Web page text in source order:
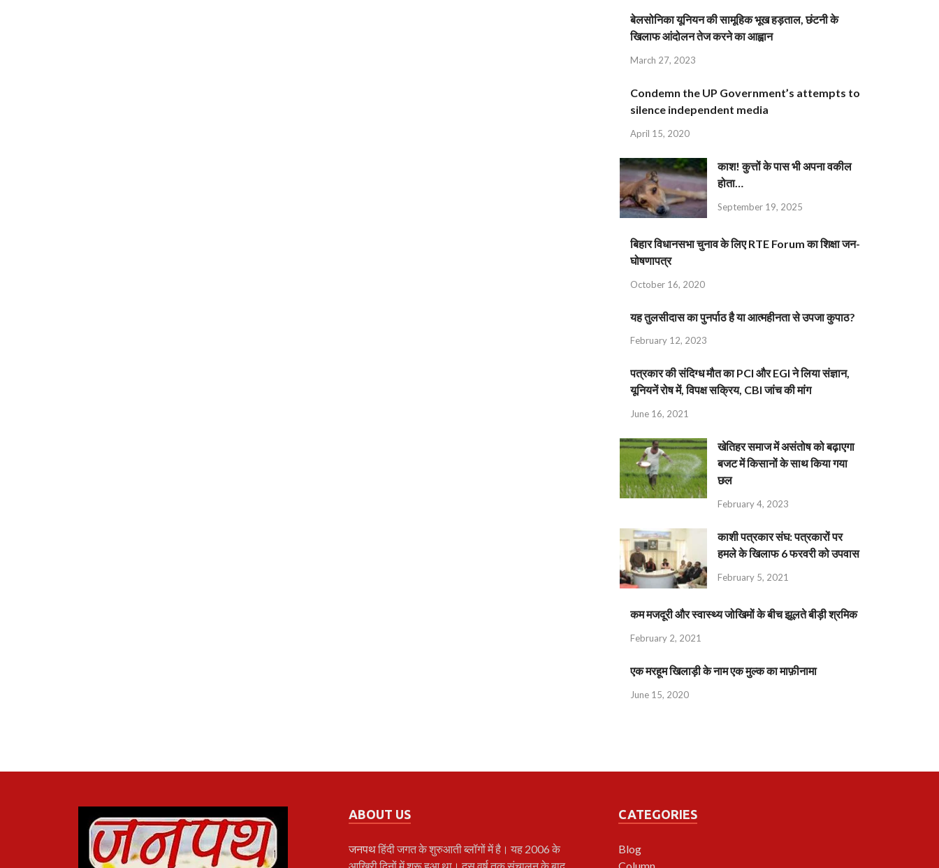
बेलसोनिका यूनियन की सामूहिक भूख हड़ताल, छंटनी के
खिलाफ आंदोलन तेज करने का आह्वान
March 27, 2023
Condemn the UP Government’s attempts to
silence independent media
April 15, 2020
काश! कुत्तों के पास भी अपना वकील
होता…
September 19, 2025
बिहार विधानसभा चुनाव के लिए RTE Forum का शिक्षा जन-
घोषणापत्र
October 16, 2020
यह तुलसीदास का पुनर्पाठ है या आत्महीनता से उपजा कुपाठ?
February 12, 2023
पत्रकार की संदिग्ध मौत का PCI और EGI ने लिया संज्ञान,
यूनियनें रोष में, विपक्ष सक्रिय, CBI जांच की मांग
June 16, 2021
खेतिहर समाज में असंतोष को बढ़ाएगा
बजट में किसानों के साथ किया गया
छल
February 4, 2023
काशी पत्रकार संघ: पत्रकारों पर
हमले के खिलाफ 6 फरवरी को उपवास
February 5, 2021
कम मजदूरी और स्वास्थ्य जोखिमों के बीच झूलते बीड़ी श्रमिक
February 2, 2021
एक मरहूम खिलाड़ी के नाम एक मुल्क का माफ़ीनामा
June 15, 2020
ABOUT US
जनपथहिंदी जगत के शुरुआती ब्लॉगों में है। यह 2006 के
CATEGORIES
Blog